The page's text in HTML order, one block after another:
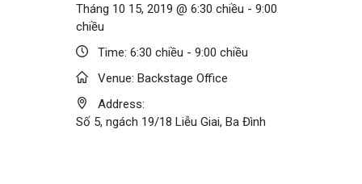
Tháng 10 15, 2019 @ 6:30 chiều - 9:00
chiều
Time: 6:30 chiều - 9:00 chiều
Venue: Backstage Office
Address:
Số 5, ngách 19/18 Liễu Giai, Ba Đình